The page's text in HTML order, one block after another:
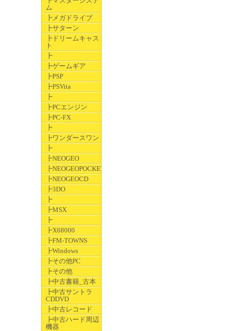
ム
┣メガドライブ
┣サターン
┣ドリームキャス
ト
┣
┣ゲームギア
┣PSP
┣PSVita
┣
┣PCエンジン
┣PC-FX
┣
┣ワンダースワン
┣
┣NEOGEO
┣NEOGEOPOCKET
┣NEOGEOCD
┣3DO
┣
┣MSX
┣
┣X68000
┣FM-TOWNS
┣Windows
┣その他PC
┣その他
┣中古書籍_古本
┣中古サントラ
CDDVD
┣中古レコード
┣中古ハード周辺
機器